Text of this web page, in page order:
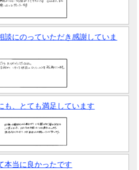
談にのっていただき感謝していま
も、とても満足しています
本当に良かったです